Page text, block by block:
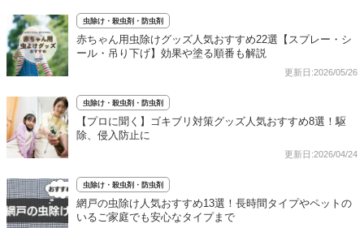
虫除け・殺虫剤・防虫剤
赤ちゃん用虫除けグッズ人気おすすめ22選【スプレー・シ
ール・吊り下げ】効果や塗る順番も解説
更新日:2026/05/26
虫除け・殺虫剤・防虫剤
【プロに聞く】ゴキブリ対策グッズ人気おすすめ8選！駆
除、侵入防止に
更新日:2026/04/24
虫除け・殺虫剤・防虫剤
網戸の虫除け人気おすすめ13選！長時間タイプやペットの
いるご家庭でも安心なタイプまで